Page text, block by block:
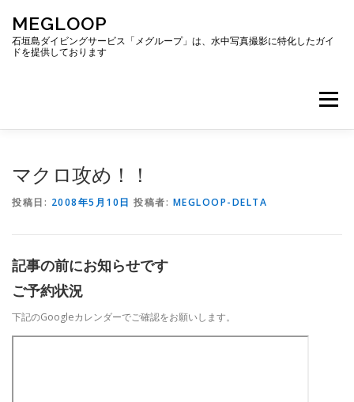
ッ
MEGLOOP
石垣島ダイビングサービス「メグループ」は、水中写真撮影に特化したガイ
ドを提供しております
メニュー
マクロ攻め！！
投稿日: 2008年5月10日 投稿者: MEGLOOP-DELTA
記事の前にお知らせです
ご予約状況
下記のGoogleカレンダーでご確認をお願いします。